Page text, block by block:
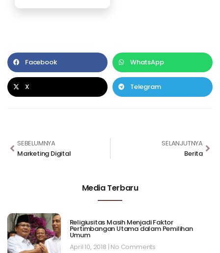
Facebook WhatsApp
X Telegram
SEBELUMNYA
Marketing Digital
SELANJUTNYA
Berita
Media Terbaru
Religiusitas Masih Menjadi Faktor
Pertimbangan Utama dalam Pemilihan
Umum
April 10, 2018 No Comments